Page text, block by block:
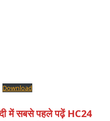
Download
में सबसे पहले पढ़ें HC24